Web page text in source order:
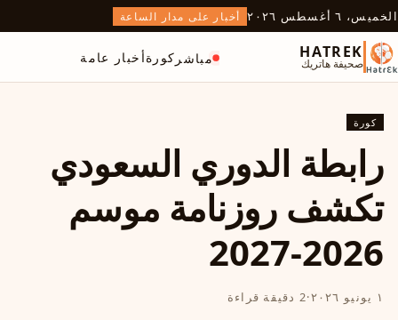
الخميس، ٦ أغسطس ٢٠٢٦ أخبار على مدار الساعة
HATREK
صحيفة هاتريك مباشر كورةأخبار عامة
كورة
رابطة الدوري السعودي
تكشف روزنامة موسم
2026-2027
١ يونيو ٢٠٢٦ ·2 دقيقة قراءة